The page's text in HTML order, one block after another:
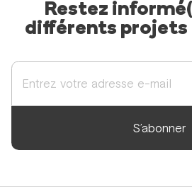
Restez
différents projets
S’abonner